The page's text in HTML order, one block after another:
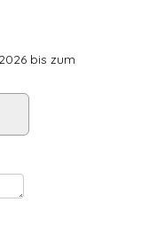
bis zum